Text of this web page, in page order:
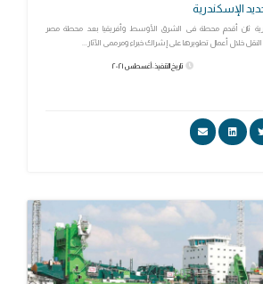
الإسكندرية
ثان أقدم محطة فى الشرق الأوسط وأفريقيا بعد محطة مصر
خلال أعمال تطويرها على إشراك خبراء ومرممى الآثار...
تاريخ التنفيذ: أغسطس ٢٠٢١